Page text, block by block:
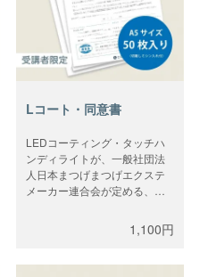
Lコート・同意書
LEDコーティング・タッチハ
ンディライトが、一般社団法
人日本まつげまつげエクステ
メーカー連合会が定める、ま
格に置いて「嫌悪感および熱
的な不快感を伴う傷害を引き
1,100円